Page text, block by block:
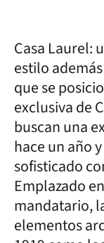
Casa Laurel:
estilo
que se
exclusiva de
buscan una
hace un año
sofisticado
Emplazado
mandatario,
elementos